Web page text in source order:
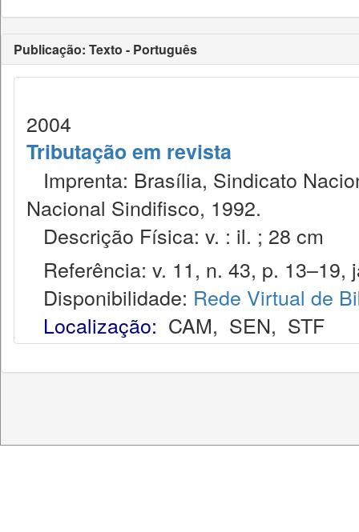
Publicação: Texto - Português
2004
Tributação em revista
Imprenta: Brasília, Sindicato
Nacional Sindifisco, 1992.
Descrição Física: v. : il. ; 28 cm
Referência: v. 11, n. 43, p. 13–19,
Disponibilidade: Rede Virtual de
Localização: CAM, SEN, STF